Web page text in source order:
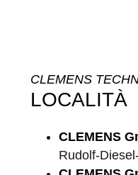
CLEMENS
LOCALITÀ
CLEMENS
Rudolf-